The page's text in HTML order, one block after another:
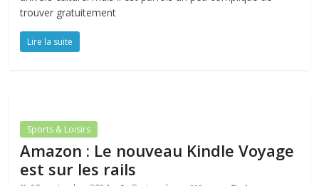
trouver gratuitement
Lire la suite
Sports & Loisirs
Amazon : Le nouveau Kindle Voyage
est sur les rails